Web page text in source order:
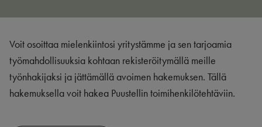
Voit osoittaa mielenkiintosi yritystämme ja sen tarjoamia
työmahdollisuuksia kohtaan rekisteröitymällä meille
työnhakijaksi ja jättämällä avoimen hakemuksen. Tällä
hakemuksella voit hakea Puustellin toimihenkilötehtäviin.